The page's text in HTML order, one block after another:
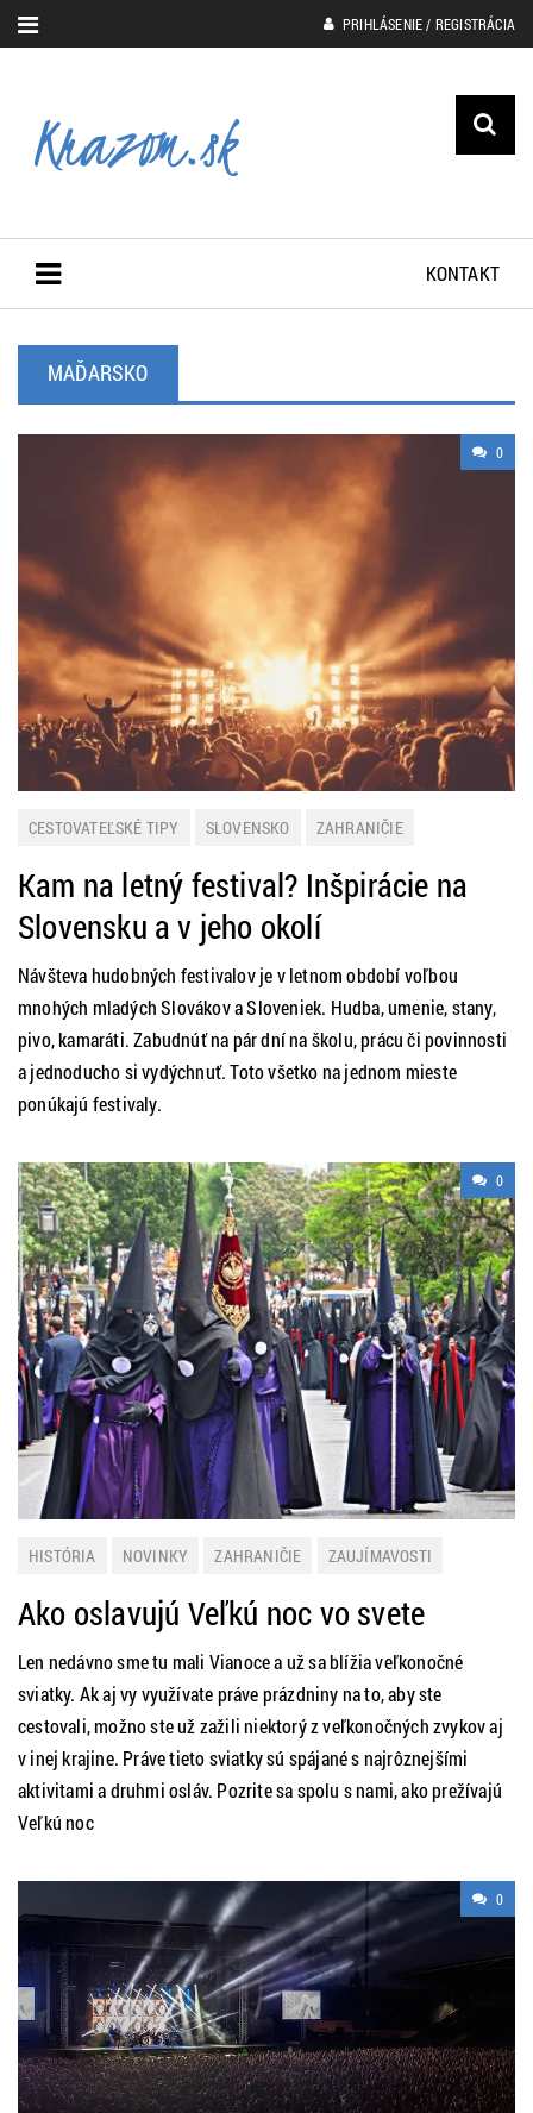
PRIHLÁSENIE / REGISTRÁCIA
KONTAKT
MAĎARSKO
0
CESTOVATEĽSKÉ TIPY SLOVENSKO ZAHRANIČIE
Kam na letný festival? Inšpirácie na
Slovensku a v jeho okolí
Návšteva hudobných festivalov je v letnom období voľbou
mnohých mladých Slovákov a Sloveniek. Hudba, umenie, stany,
pivo, kamaráti. Zabudnúť na pár dní na školu, prácu či povinnosti
a jednoducho si vydýchnuť. Toto všetko na jednom mieste
ponúkajú festivaly.
0
HISTÓRIA NOVINKY ZAHRANIČIE ZAUJÍMAVOSTI
Ako oslavujú Veľkú noc vo svete
Len nedávno sme tu mali Vianoce a už sa blížia veľkonočné
sviatky. Ak aj vy využívate práve prázdniny na to, aby ste
cestovali, možno ste už zažili niektorý z veľkonočných zvykov aj
v inej krajine. Práve tieto sviatky sú spájané s najrôznejšími
aktivitami a druhmi osláv. Pozrite sa spolu s nami, ako prežívajú
Veľkú noc
0